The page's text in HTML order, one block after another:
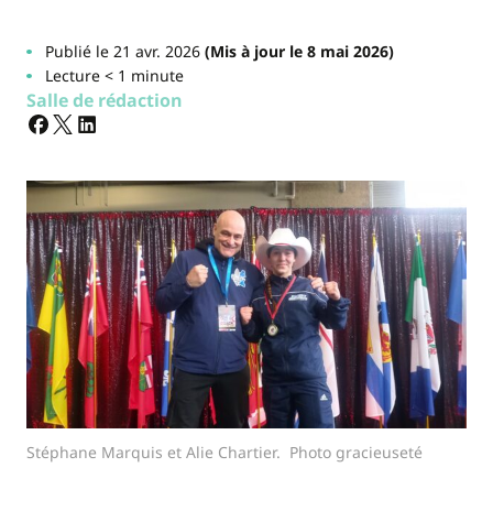
Publié le 21 avr. 2026(Mis à jour le 8 mai 2026)
Lecture < 1 minute
Salle de rédaction
Stéphane Marquis et Alie Chartier. Photo gracieuseté